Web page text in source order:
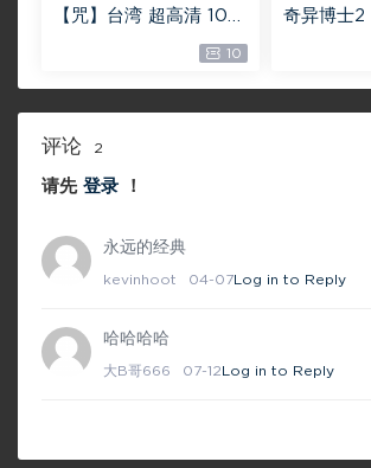
【咒】台湾 超高清 108
0P【未删减】4G 【全
网目前最清晰版本】
10
奇异博士2
宙【4k】
Doctor
e
ess 60GB
评论 2
请先 登录 ！
永远的经典
kevinhoot 04-07 Log in to Reply
哈哈哈哈
大B哥666 07-12 Log in to Reply